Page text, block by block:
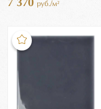
7 370 руб./м²